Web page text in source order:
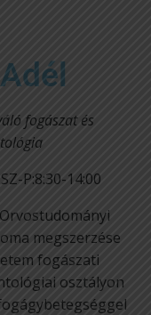
fogászat és
P:8:30-14:00
megszerzése
fogászati
osztályon